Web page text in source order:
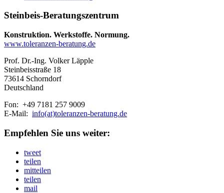
Steinbeis-Beratungszentrum
Konstruktion. Werkstoffe. Normung.
www.toleranzen-beratung.de
Prof. Dr.-Ing. Volker Läpple
Steinbeisstraße 18
73614 Schorndorf
Deutschland
Fon: +49 7181 257 9009
E-Mail: info(at)toleranzen-beratung.de
Empfehlen Sie uns weiter:
tweet
teilen
mitteilen
teilen
mail